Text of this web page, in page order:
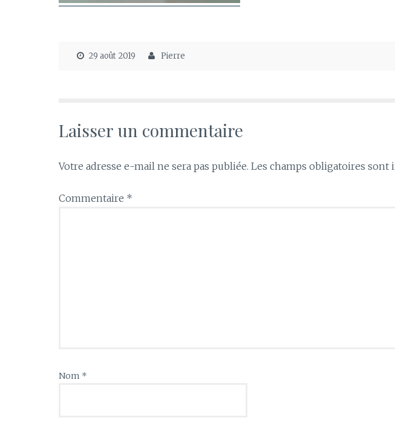
29 août 2019 Pierre
Laisser un commentaire
Votre adresse e-mail ne sera pas publiée. Les champs obligatoires sont
Commentaire *
Nom *